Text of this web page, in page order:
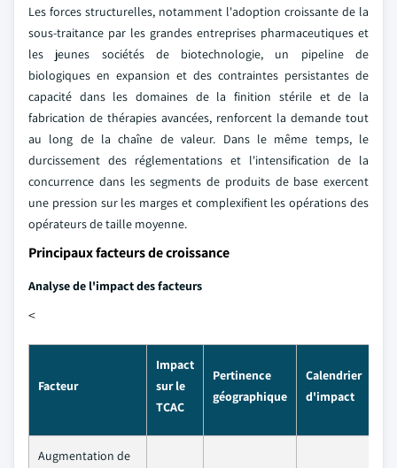
Les forces structurelles, notamment l'adoption croissante de la
sous-traitance par les grandes entreprises pharmaceutiques et
les jeunes sociétés de biotechnologie, un pipeline de
biologiques en expansion et des contraintes persistantes de
capacité dans les domaines de la finition stérile et de la
fabrication de thérapies avancées, renforcent la demande tout
au long de la chaîne de valeur. Dans le même temps, le
durcissement des réglementations et l'intensification de la
concurrence dans les segments de produits de base exercent
une pression sur les marges et complexifient les opérations des
opérateurs de taille moyenne.
Principaux facteurs de croissance
Analyse de l'impact des facteurs
<
Facteur
Impact
sur le
TCAC
Pertinence
géographique
Calendrier
d'impact
Augmentation de